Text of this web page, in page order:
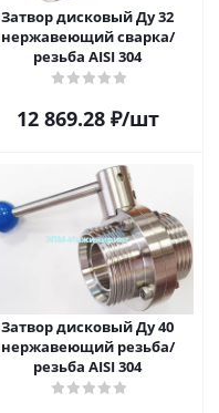
Затвор дисковый Ду 32
нержавеющий сварка/
резьба AISI 304
12 869.28₽/шт
Затвор дисковый Ду 40
нержавеющий резьба/
резьба AISI 304